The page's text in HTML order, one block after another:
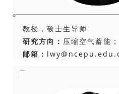
教授，硕士生导师
研究方向： 压缩空气蓄能
邮箱：